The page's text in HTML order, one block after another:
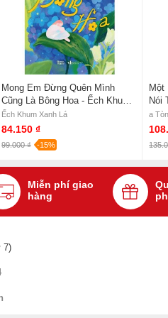
Mong Em Đừng Quên Mình
Cũng Là Bông Hoa - Ếch Khum
Xanh Lá
Ếch Khum Xanh Lá
84.150 ₫
99.000 ₫ -15%
Một
Nói
a Tòn
Miễn phí giao
hàng
7)